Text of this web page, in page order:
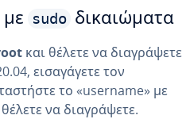
sudo δικαιώματα
και θέλετε να διαγράψετε
εισαγάγετε τον
το «username» με
να διαγράψετε.